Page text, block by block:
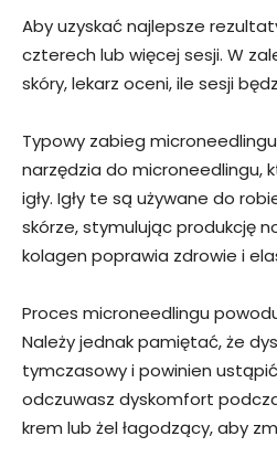
Aby uzyskać najlepsze
czterech lub więcej sesji. W
skóry, lekarz oceni, ile sesji
Typowy zabieg
narzędzia do microneedlingu,
igły. Igły te są używane do
skórze, stymulując produkcję
kolagen poprawia zdrowie i
Proces microneedlingu
Należy jednak pamiętać, że
tymczasowy i powinien
odczuwasz dyskomfort
krem lub żel łagodzący, aby